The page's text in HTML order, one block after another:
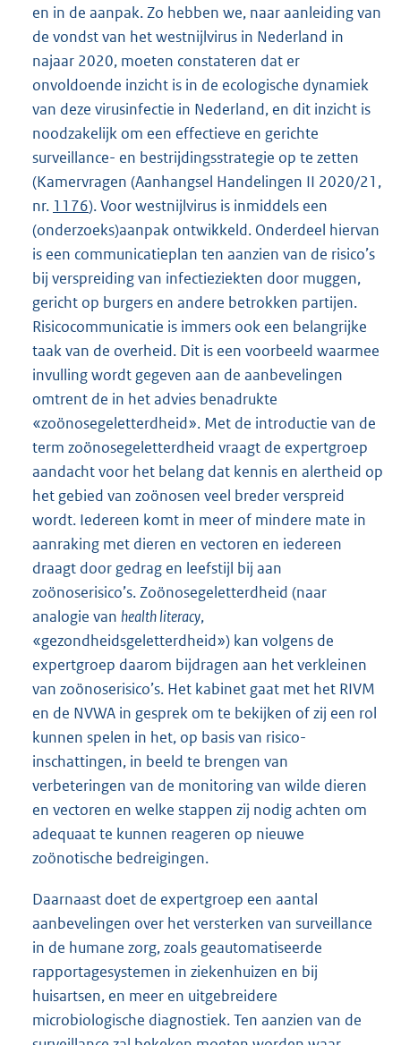
en in de aanpak. Zo hebben we, naar aanleiding van
de vondst van het westnijlvirus in Nederland in
najaar 2020, moeten constateren dat er
onvoldoende inzicht is in de ecologische dynamiek
van deze virusinfectie in Nederland, en dit inzicht is
noodzakelijk om een effectieve en gerichte
surveillance- en bestrijdingsstrategie op te zetten
(Kamervragen (Aanhangsel Handelingen II 2020/21,
nr. 1176). Voor westnijlvirus is inmiddels een
(onderzoeks)aanpak ontwikkeld. Onderdeel hiervan
is een communicatieplan ten aanzien van de risico’s
bij verspreiding van infectieziekten door muggen,
gericht op burgers en andere betrokken partijen.
Risicocommunicatie is immers ook een belangrijke
taak van de overheid. Dit is een voorbeeld waarmee
invulling wordt gegeven aan de aanbevelingen
omtrent de in het advies benadrukte
«zoönosegeletterdheid». Met de introductie van de
term zoönosegeletterdheid vraagt de expertgroep
aandacht voor het belang dat kennis en alertheid op
het gebied van zoönosen veel breder verspreid
wordt. Iedereen komt in meer of mindere mate in
aanraking met dieren en vectoren en iedereen
draagt door gedrag en leefstijl bij aan
zoönoserisico’s. Zoönosegeletterdheid (naar
analogie van health literacy,
«gezondheidsgeletterdheid») kan volgens de
expertgroep daarom bijdragen aan het verkleinen
van zoönoserisico’s. Het kabinet gaat met het RIVM
en de NVWA in gesprek om te bekijken of zij een rol
kunnen spelen in het, op basis van risico-
inschattingen, in beeld te brengen van
verbeteringen van de monitoring van wilde dieren
en vectoren en welke stappen zij nodig achten om
adequaat te kunnen reageren op nieuwe
zoönotische bedreigingen.
Daarnaast doet de expertgroep een aantal
aanbevelingen over het versterken van surveillance
in de humane zorg, zoals geautomatiseerde
rapportagesystemen in ziekenhuizen en bij
huisartsen, en meer en uitgebreidere
microbiologische diagnostiek. Ten aanzien van de